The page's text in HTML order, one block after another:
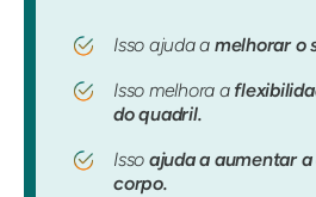
Isso ajuda a melhorar o
Isso melhora a
do quadril.
Isso ajuda a aumentar
corpo.